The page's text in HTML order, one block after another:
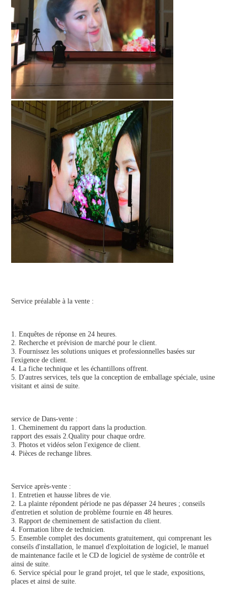
Service préalable à la vente :
1. Enquêtes de réponse en 24 heures.
2. Recherche et prévision de marché pour le client.
3. Fournissez les solutions uniques et professionnelles basées sur
l'exigence de client.
4. La fiche technique et les échantillons offrent.
5. D'autres services, tels que la conception de emballage spéciale, usine
visitant et ainsi de suite.
service de Dans-vente :
1. Cheminement du rapport dans la production.
rapport des essais 2.Quality pour chaque ordre.
3. Photos et vidéos selon l'exigence de client.
4. Pièces de rechange libres.
Service après-vente :
1. Entretien et hausse libres de vie.
2. La plainte répondent période ne pas dépasser 24 heures ; conseils
d'entretien et solution de problème fournie en 48 heures.
3. Rapport de cheminement de satisfaction du client.
4. Formation libre de technicien.
5. Ensemble complet des documents gratuitement, qui comprenant les
conseils d'installation, le manuel d'exploitation de logiciel, le manuel
de maintenance facile et le CD de logiciel de système de contrôle et
ainsi de suite.
6. Service spécial pour le grand projet, tel que le stade, expositions,
places et ainsi de suite.